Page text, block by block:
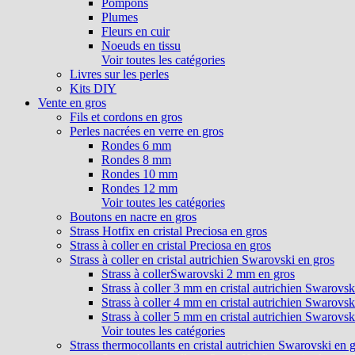
Pompons
Plumes
Fleurs en cuir
Noeuds en tissu
Voir toutes les catégories
Livres sur les perles
Kits DIY
Vente en gros
Fils et cordons en gros
Perles nacrées en verre en gros
Rondes 6 mm
Rondes 8 mm
Rondes 10 mm
Rondes 12 mm
Voir toutes les catégories
Boutons en nacre en gros
Strass Hotfix en cristal Preciosa en gros
Strass à coller en cristal Preciosa en gros
Strass à coller en cristal autrichien Swarovski en gros
Strass à collerSwarovski 2 mm en gros
Strass à coller 3 mm en cristal autrichien
Strass à coller 4 mm en cristal autrichien
Strass à coller 5 mm en cristal autrichien
Voir toutes les catégories
Strass thermocollants en cristal autrichien Swarovski en